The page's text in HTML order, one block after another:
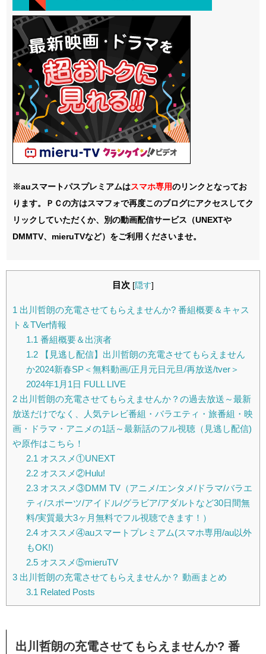
※auスマートパスプレミアムはスマホ専用のリンクとなってお
ります。ＰＣの方はスマフォで再度このブログにアクセスしてク
リックしていただくか、別の動画配信サービス（UNEXTや
DMMTV、mieruTVなど）をご利用くださいませ。
目次 [隠す]
1 出川哲朗の充電させてもらえませんか? 番組概要＆キャス
ト＆TVer情報
1.1 番組概要＆出演者
1.2【見逃し配信】出川哲朗の充電させてもらえません
か2024新春SP＜無料動画/正月元日元旦/再放送/tver＞
2024年1月1日 FULL LIVE
2 出川哲朗の充電させてもらえませんか？の過去放送～最新
放送だけでなく、人気テレビ番組・バラエティ・旅番組・映
画・ドラマ・アニメの1話～最新話のフル視聴（見逃し配信)
や原作はこちら！
2.1 オススメ①UNEXT
2.2オススメ②Hulu!
2.3オススメ③DMM TV（アニメ/エンタメ/ドラマ/バラエ
ティ/スポーツ/アイドル/グラビア/アダルトなど30日間無
料/実質最大3ヶ月無料でフル視聴できます！）
2.4オススメ④auスマートプレミアム(スマホ専用/au以外
もOK!)
2.5オススメ⑤mieruTV
3 出川哲朗の充電させてもらえませんか？ 動画まとめ
3.1 Related Posts
出川哲朗の充電させてもらえませんか? 番